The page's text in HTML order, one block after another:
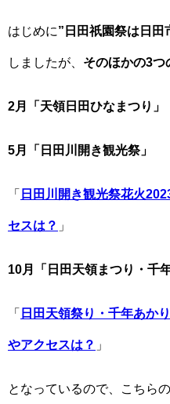
はじめに”日田祇園祭は日田
しましたが、 そのほかの3つ
2月「天領日田ひなまつり」
5月「日田川開き観光祭」
「 日田川開き観光祭花火
セスは？ 」
10月「日田天領まつり・千
「 日田天領祭り・千年あか
やアクセスは？ 」
となっているので、こちら